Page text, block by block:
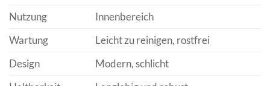
Nutzung
Innenbereich
Wartung
Leicht zu reinigen, rostfrei
Design
Modern, schlicht